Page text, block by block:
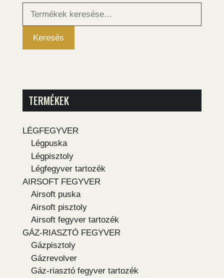
Keresés
Keresés
TERMÉKEK
LÉGFEGYVER
Légpuska
Légpisztoly
Légfegyver tartozék
AIRSOFT FEGYVER
Airsoft puska
Airsoft pisztoly
Airsoft fegyver tartozék
GÁZ-RIASZTÓ FEGYVER
Gázpisztoly
Gázrevolver
Gáz-riasztó fegyver tartozék